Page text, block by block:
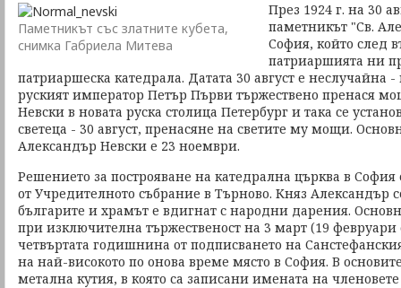
Паметникът със златните кубета,
снимка Габриела Митева
През 1924 г. на 30
паметникът "Св.
София, който след
патриаршията ни
патриаршеска катедрала. Датата 30 август е неслучайна -
руският император Петър Първи тържествено пренася
Невски в новата руска столица Петербург и така се
светеца - 30 август, пренасяне на светите му мощи.
Александър Невски е 23 ноември.
Решението за построяване на катедрална църква в София
от Учредителното събрание в Търново. Княз Александър
българите и храмът е вдигнат с народни дарения.
при изключителна тържественост на 3 март (19 февруари
четвъртата годишнина от подписването на
на най-високото по онова време място в София. В
метална кутия, в която са записани имената на